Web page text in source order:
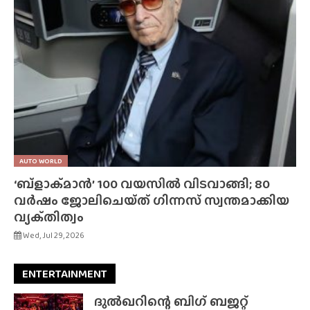
AUTO WORLD
‘ബ്‌ളാക്‌മാൻ’ 100 വയസിൽ വിടവാങ്ങി; 80
വർഷം ജോലിചെയ്‌ത്‌ ഗിന്നസ് സ്വന്തമാക്കിയ
വ്യക്‌തിത്വം
Wed, Jul 29, 2026
ENTERTAINMENT
ദുൽഖറിന്റെ ബിഗ് ബജറ്റ്